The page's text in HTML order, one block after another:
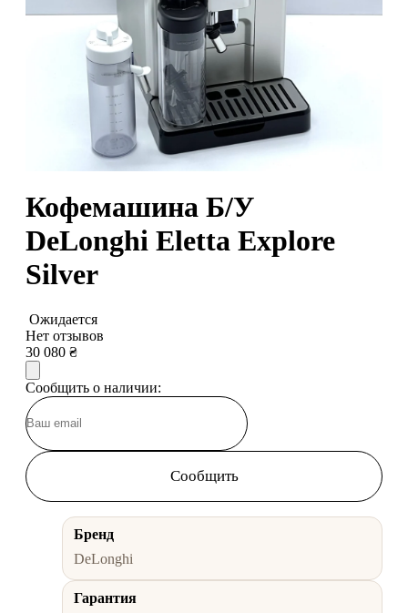
Кофемашина Б/У
DeLonghi Eletta Explore
Silver
Ожидается
Нет отзывов
30 080 ₴
Сообщить о наличии:
Сообщить
Бренд
DeLonghi
Гарантия